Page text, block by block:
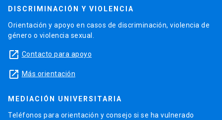
DISCRIMINACIÓN Y VIOLENCIA
Orientación y apoyo en casos de discriminación, violencia de
género o violencia sexual.
launch Contacto para apoyo
launch Más orientación
MEDIACIÓN UNIVERSITARIA
Teléfonos para orientación y consejo si se ha vulnerado